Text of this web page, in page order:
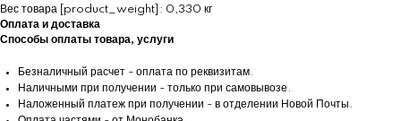
Вес товара [product_weight]: 0,330 кг
Оплата и доставка
Способы оплаты товара, услуги
Безналичный расчет - оплата по реквизитам.
Наличными при получении - только при самовывозе.
Наложенный платеж при получении - в отделении Новой Почты.